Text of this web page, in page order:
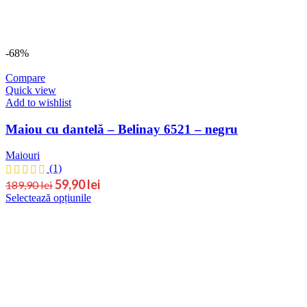
-68%
Compare
Quick view
Add to wishlist
Maiou cu dantelă – Belinay 6521 – negru
Maiouri
(1)
189,90leiPrețul
inițial
59,90leiPrețul
Selectează opțiunileAcest